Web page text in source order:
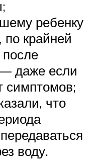
ребенку
по крайней
даже если
симптомов;
что
воду.